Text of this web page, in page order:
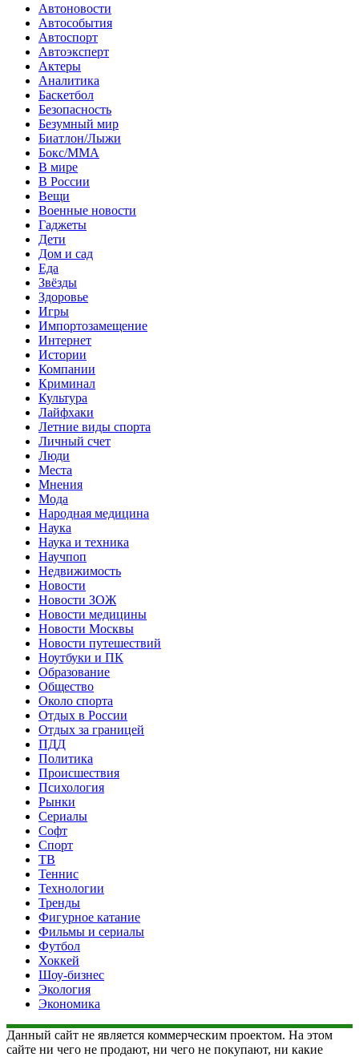
Автоновости
Автособытия
Автоспорт
Автоэксперт
Актеры
Аналитика
Баскетбол
Безопасность
Безумный мир
Биатлон/Лыжи
Бокс/MMA
В мире
В России
Вещи
Военные новости
Гаджеты
Дети
Дом и сад
Еда
Звёзды
Здоровье
Игры
Импортозамещение
Интернет
Истории
Компании
Криминал
Культура
Лайфхаки
Летние виды спорта
Личный счет
Люди
Места
Мнения
Мода
Народная медицина
Наука
Наука и техника
Научпоп
Недвижимость
Новости
Новости ЗОЖ
Новости медицины
Новости Москвы
Новости путешествий
Ноутбуки и ПК
Образование
Общество
Около спорта
Отдых в России
Отдых за границей
ПДД
Политика
Происшествия
Психология
Рынки
Сериалы
Софт
Спорт
ТВ
Теннис
Технологии
Тренды
Фигурное катание
Фильмы и сериалы
Футбол
Хоккей
Шоу-бизнес
Экология
Экономика
Данный сайт не является коммерческим проектом. На этом
сайте ни чего не продают, ни чего не покупают, ни какие